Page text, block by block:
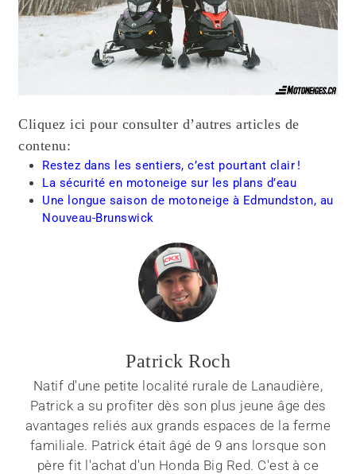
Cliquez ici pour consulter d’autres articles de
contenu:
Restez dans les sentiers, c’est pourtant clair !
La sécurité en motoneige sur les plans d’eau
Une longue saison de motoneige à Edmundston, au
Nouveau-Brunswick
Patrick Roch
Natif d'une petite localité rurale de Lanaudière,
Patrick a su profiter dès son plus jeune âge des
avantages reliés aux grands espaces de la ferme
familiale. Patrick était âgé de 9 ans lorsque son
père fit l'achat d'un Honda Big Red. C'est à ce